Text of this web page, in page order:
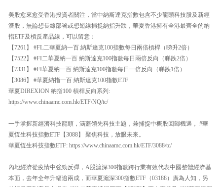
美股愈來愈受香港投資者關注，當中納斯達克指數包含不少龍頭科技股及新經
濟股，無論想長線部署或想短線捕捉納指升跌，華夏香港擁有全港最齊全的納
指ETF及槓反產品線，可以留意：
【7261】 #FL二華夏納一百 納斯達克100指數每日兩倍槓桿（睇升2倍）
【7522】 #FI二華夏納一百 納斯達克100指數每日兩倍反向（睇跌2倍）
【7331】 #FI華夏納一百 納斯達克100指數每日一倍反向（睇跌1倍）
【3086】 #華夏納指一百 納斯達克100指數ETF
華夏DIREXION 納指100 槓桿反向系列:
https://www.chinaamc.com.hk/ETF/NQ/tc/
一手掌握新經濟科技龍頭，涵蓋領先科技主題，兼捕捉中概股回歸機遇， #華
夏恆生科技指數ETF【3088】 聚焦科技，放眼未來。
華夏恆生科技指數ETF: https://www.chinaamc.com.hk/ETF/3088/tc/
內地經濟從疫情中強勁反彈，A股滬深300指數跨行業有效代表中國整體經濟基
本面，去年全年升幅逾兩成，而華夏滬深300指數ETF（03188）廣為人知，另